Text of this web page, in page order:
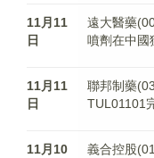
11月11
日
遠大醫藥
噴劑在中國
11月11
日
聯邦制藥
TUL01101
11月10
義合控股